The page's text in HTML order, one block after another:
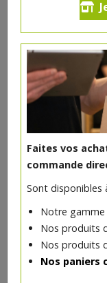
Faites vos
commande
Sont disponibles
Notre gamme
Nos produits
Nos produits
Nos paniers
DANS LA
Cuisine